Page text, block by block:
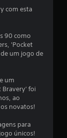
0
6
c
a
s
s
com esta
90 como
'Pocket
um jogo de
um
Bravery' foi
ao
novatos!
para
únicos!